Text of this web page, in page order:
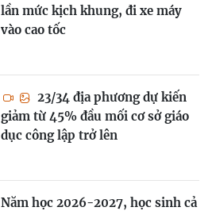
lần mức kịch khung, đi xe máy
vào cao tốc
23/34 địa phương dự kiến
giảm từ 45% đầu mối cơ sở giáo
dục công lập trở lên
Năm học 2026-2027, học sinh cả